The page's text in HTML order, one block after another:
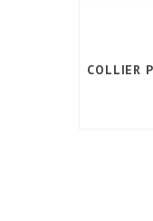
COLLIER